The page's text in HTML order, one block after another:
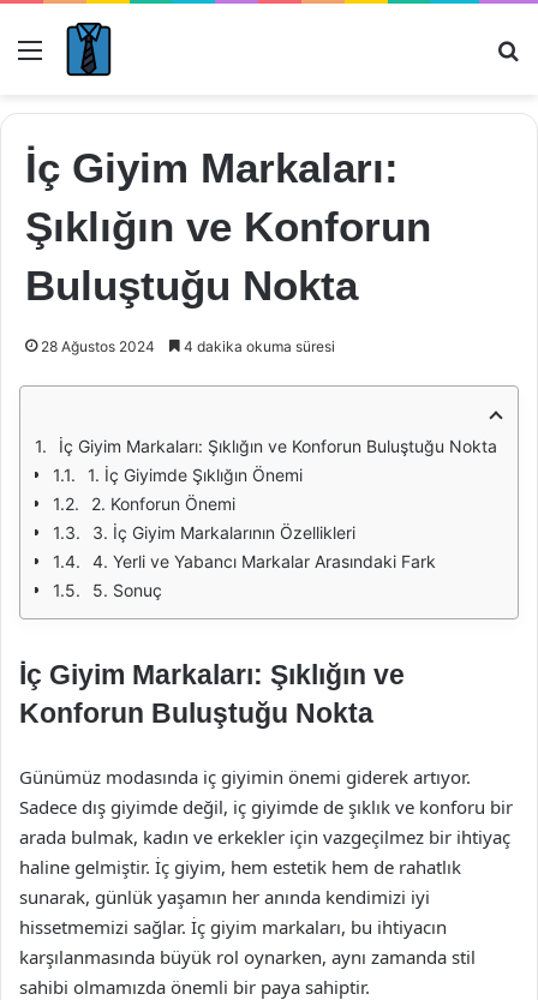
Menü
İç Giyim Markaları:
Şıklığın ve Konforun
Buluştuğu Nokta
28 Ağustos 2024 4 dakika okuma süresi
İç Giyim Markaları: Şıklığın ve Konforun Buluştuğu Nokta
1. İç Giyimde Şıklığın Önemi
2. Konforun Önemi
3. İç Giyim Markalarının Özellikleri
4. Yerli ve Yabancı Markalar Arasındaki Fark
5. Sonuç
İç Giyim Markaları: Şıklığın ve
Konforun Buluştuğu Nokta
Günümüz modasında iç giyimin önemi giderek artıyor.
Sadece dış giyimde değil, iç giyimde de şıklık ve konforu bir
arada bulmak, kadın ve erkekler için vazgeçilmez bir ihtiyaç
haline gelmiştir. İç giyim, hem estetik hem de rahatlık
sunarak, günlük yaşamın her anında kendimizi iyi
hissetmemizi sağlar. İç giyim markaları, bu ihtiyacın
karşılanmasında büyük rol oynarken, aynı zamanda stil
sahibi olmamızda önemli bir paya sahiptir.